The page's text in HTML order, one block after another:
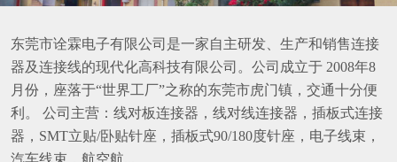
东莞市诠霖电子有限公司是一家自主研发、生产和销售连接
器及连接线的现代化高科技有限公司。公司成立于 2008年8
月份，座落于“世界工厂”之称的东莞市虎门镇，交通十分便
利。 公司主营：线对板连接器，线对线连接器，插板式连接
器，SMT立贴/卧贴针座，插板式90/180度针座，电子线束，